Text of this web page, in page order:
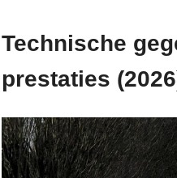
Technische
prestaties